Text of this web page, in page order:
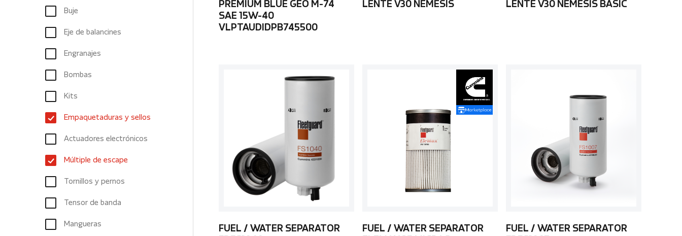
Buje
Eje de balancines
Engranajes
Bombas
Kits
Empaquetaduras y sellos
Actuadores electrónicos
Múltiple de escape
Tornillos y pernos
Tensor de banda
Mangueras
PREMIUM BLUE GEO M-74
SAE 15W-40
VLPTAUDIDPB745500
LENTE V30 NEMESIS LENTE V30 NEMESIS BASIC
FUEL / WATER SEPARATOR
FUEL / WATER SEPARATOR
FUEL / WATER SEPARATOR